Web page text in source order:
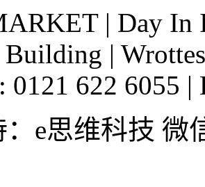
| Day In
Building |
0121 622 6055 |
e思维科技 微